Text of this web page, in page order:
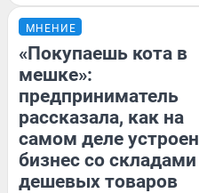
МНЕНИЕ
«Покупаешь кота в
мешке»:
предприниматель
рассказала, как на
самом деле устроен
бизнес со складами
дешевых товаров